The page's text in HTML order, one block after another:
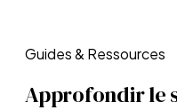
Guides & Ressources
Approfondir le